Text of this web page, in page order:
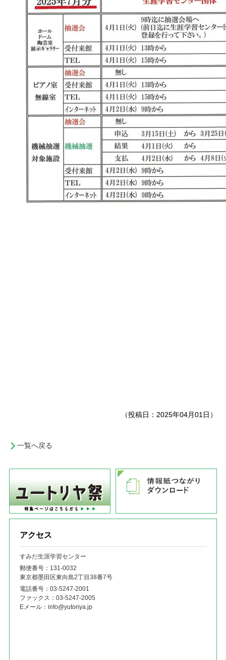
（投稿日：2025年04月01日）
一覧へ戻る
アクセス
すみだ生涯学習センター
郵便番号：131‐0032
東京都墨田区東向島2丁目38番7号
電話番号： 03-5247-2001
ファックス： 03-5247-2005
Eメール： info@yutoriya.jp